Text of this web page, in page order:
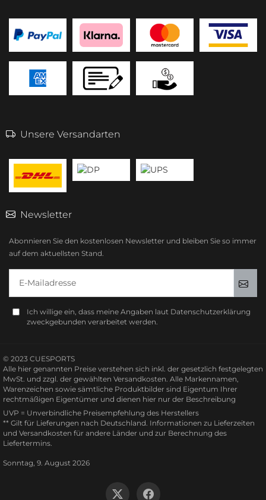
Unsere Versandarten
Newsletter
Abonnieren Sie den kostenlosen Newsletter und bleiben Sie so immer
auf dem aktuellsten Stand.
Ich willige ein, dass meine Angaben laut Datenschutzerklärung
zweckgebunden verarbeitet werden.
© 2023 CUESPORTS
Alle hier genannten Preise verstehen sich inkl. der gesetzlich festgelegten
MwSt. und zzgl. der gewählten Versandkosten. Alle Markennamen,
Warenzeichen sowie sämtliche Produktbilder sind Eigentum Ihrer
rechtmäßigen Eigentümer und dienen hier nur der Beschreibung
UVP = Unverbindliche Preisempfehlung des Herstellers
** Gilt für Lieferungen nach Deutschland. Informationen zu Lieferzeiten
und Versandkosten für andere Länder und zur Berechnung des
Liefertermins.
Sonntag, 9. August 2026